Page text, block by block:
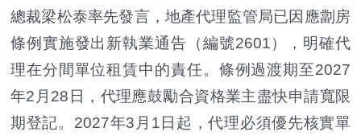
總裁梁松泰率先發言，地產代理監管局已因應劏房
條例實施發出新執業通告（編號2601），明確代
理在分間單位租賃中的責任。條例過渡期至2027
年2月28日，代理應鼓勵合資格業主盡快申請寬限
期登記。2027年3月1日起，代理必須優先核實單